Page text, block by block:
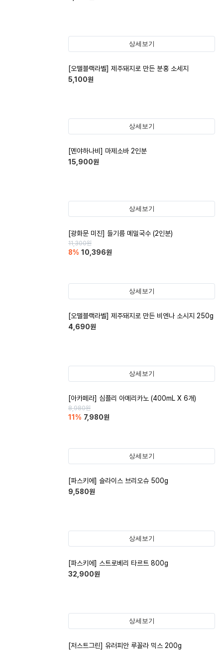
상세보기
[오뗄블랙라벨] 제주돼지로 만든 분홍 소세지
5,100원
상세보기
[멘야하나비] 마제소바 2인분
15,900원
상세보기
[광화문 미진] 들기름 메밀국수 (2인분)
11,300원
8% 10,396원
상세보기
[오뗄블랙라벨] 제주돼지로 만든 비엔나 소시지 250g
4,690원
상세보기
[아카페라] 심플리 아메리카노 (400mL X 6개)
8,980원
11 % 7,980원
상세보기
[파스키에] 슬라이스 브리오슈 500g
9,580원
상세보기
[파스키에] 스트로베리 타르트 800g
32,900원
상세보기
[저스트그린] 유러피안 루꼴라 믹스 200g